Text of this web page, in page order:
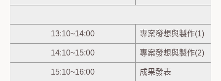
13:10~14:00 專案發想與製作(1)
14:10~15:00 專案發想與製作(2)
15:10~16:00 成果發表